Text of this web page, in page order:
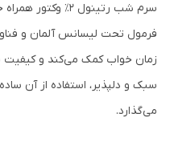
سرم شب رتینول 2٪
فرمول تحت لیسانس آلمان و
زمان خواب کمک می‌کند و کیفیت
سبک و دلپذیر، استفاده از آن
می‌گذارد.